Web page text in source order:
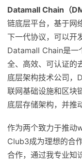
Datamall Chain （
链底层平台，基于网
下一代协议，可以开
Datamall Chain是一
全、高效、可认证的
底层架构技术公司，
联网基础设施和区块
底层存储架构，并推
作为两个致力于推动
Club3成为理想的合
合作，通过我专业知